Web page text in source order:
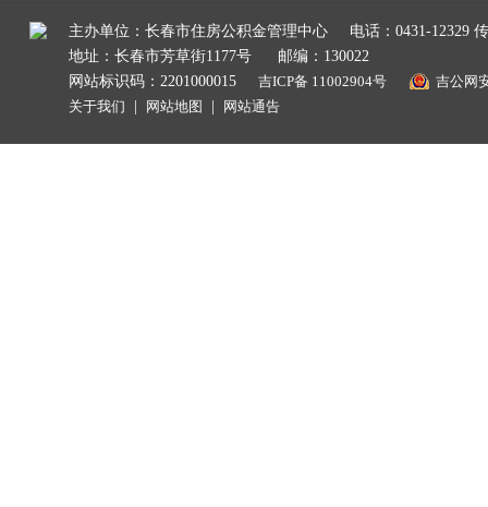
主办单位：长春市住房公积金管理中心
电话：0431-12329
地址：长春市芳草街1177号
邮编：130022
网站标识码：2201000015
吉ICP备 11002904号
吉公网
关于我们
网站地图 网站通告